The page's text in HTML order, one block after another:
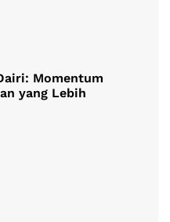
Momentum
yang Lebih